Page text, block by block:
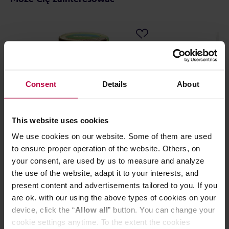
Consent Details About
This website uses cookies
We use cookies on our website. Some of them are used
to ensure proper operation of the website. Others, on
your consent, are used by us to measure and analyze
the use of the website, adapt it to your interests, and
present content and advertisements tailored to you. If you
are ok. with our using the above types of cookies on your
device, click the “Allow all” button. You can change your
cookie settings anytime. To the extent the cookies
HAYB - herbata zielona sypana
Chillwave Ice Tea 100 g
35,00 zł
Long Man Tea
sypana